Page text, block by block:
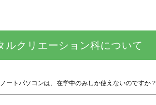
ルクリエーション科について
ートパソコンは、在学中のみしか使えないのですか？